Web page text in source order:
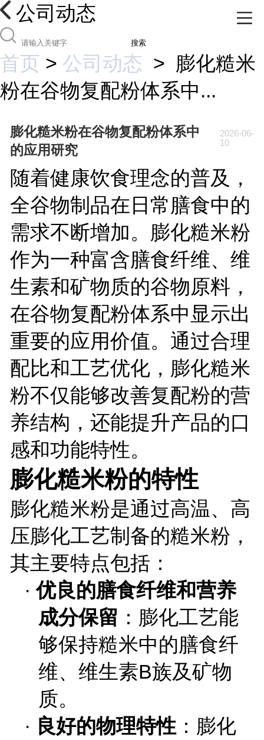
公司动态
搜索
首页 > 公司动态 > 膨化糙米
粉在谷物复配粉体系中...
膨化糙米粉在谷物复配粉体系中
的应用研究
2026-06-
10
随着健康饮食理念的普及，
全谷物制品在日常膳食中的
需求不断增加。膨化糙米粉
作为一种富含膳食纤维、维
生素和矿物质的谷物原料，
在谷物复配粉体系中显示出
重要的应用价值。通过合理
配比和工艺优化，膨化糙米
粉不仅能够改善复配粉的营
养结构，还能提升产品的口
感和功能特性。
膨化糙米粉的特性
膨化糙米粉是通过高温、高
压膨化工艺制备的糙米粉，
其主要特点包括：
·优良的膳食纤维和营养
成分保留 ：膨化工艺能
够保持糙米中的膳食纤
维、维生素B族及矿物
质。
· 良好的物理特性 ：膨化